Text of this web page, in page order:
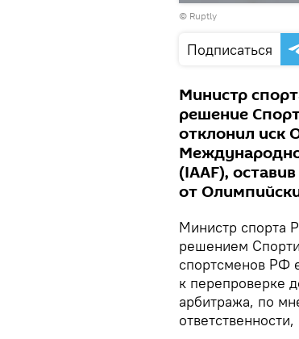
Воспроизвести
© Ruptly
Подписаться
Министр
решение
отклонил иск
(IAAF),
от
Министр спорта
решением
спортсменов РФ
к перепроверке
арбитража, по